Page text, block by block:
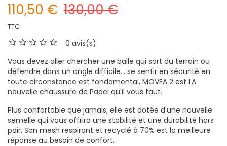
110,50 € 130,00 €
TTC
0 avis(s)
Vous devez aller chercher une balle qui sort du terrain ou
défendre dans un angle difficile... se sentir en sécurité en
toute circonstance est fondamental, MOVEA 2 est LA
nouvelle chaussure de Padel qu'il vous faut.
Plus confortable que jamais, elle est dotée d'une nouvelle
semelle qui vous offrira une stabilité et une durabilité hors
pair. Son mesh respirant et recyclé à 70% est la meilleure
réponse au besoin de confort.